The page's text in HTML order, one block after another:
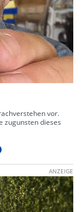
vor.
zugunsten dieses
ANZEIGE